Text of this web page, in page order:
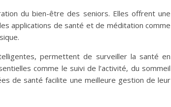
du bien-être des seniors. Elles offrent une
applications de santé et de méditation comme
permettent de surveiller la santé en
comme le suivi de l’activité, du sommeil
de santé facilite une meilleure gestion de leur